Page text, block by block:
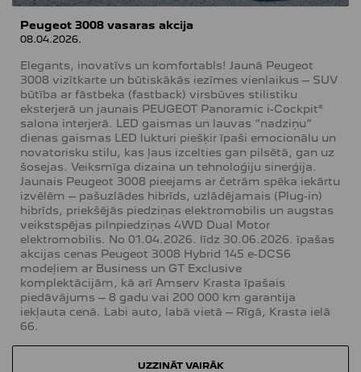
Peugeot 3008 vasaras akcija
08.04.2026.
Elegants, inovatīvs un komfortabls! Jaunā Peugeot
3008 vizītkarte un būtiskākās iezīmes vienlaikus – SUV
būtība ar fāstbeka (fastback) virsbūves stilistiku
eksterjerā un jaunais PEUGEOT Panoramic i-Cockpit®
salona interjerā. LED gaismas un lauvas “nadziņu”
dienas gaismas LED lukturi piešķir īpaši emocionālu un
novatorisku stilu, kas ļaus izcelties gan pilsētā, gan uz
šosejas. Veiksmīga dizaina un tehnoloģiju sinerģija.
Jaunais Peugeot 3008 pieejams ar četrām spēka iekārtu
izvēlēm – pašuzlādes hibrīds, uzlādējamais (Plug-in)
hibrīds, priekšējās piedziņas elektromobilis un augstas
veikstspējas pilnpiedziņas 4WD Dual Motor
elektromobilis. No 01.04.2026. līdz 30.06.2026. īpašas
akcijas cenas Peugeot 3008 Hybrid 145 e-DCS6
modeļiem ar Business un GT Exclusive
komplektācijām, kā arī Amserv Krasta īpašais
piedāvājums – 8 gadu vai 200 000 km garantija
iekļauta cenā. Labi auto, labā vietā – Rīgā, Krasta ielā
66.
UZZINĀT VAIRĀK